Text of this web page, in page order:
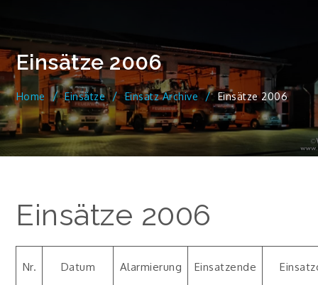
Einsätze 2006
Home Einsätze Einsatz Archive Einsätze 2006
Einsätze 2006
Nr. Datum Alarmierung Einsatzende